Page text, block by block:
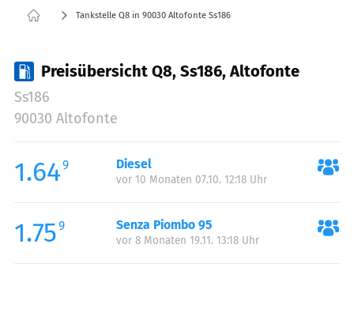
Tankstelle Q8 in 90030 Altofonte Ss186
Preisübersicht Q8, Ss186, Altofonte
Ss186
90030 Altofonte
1.649 Diesel
vor 10 Monaten 07.10. 12:18 Uhr
1.759 Senza Piombo 95
vor 8 Monaten 19.11. 13:18 Uhr